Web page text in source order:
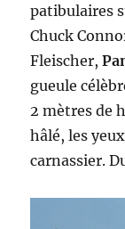
patibulaires
Chuck
Fleischer,
gueule
2 mètres de
hâlé, les
carnassier.